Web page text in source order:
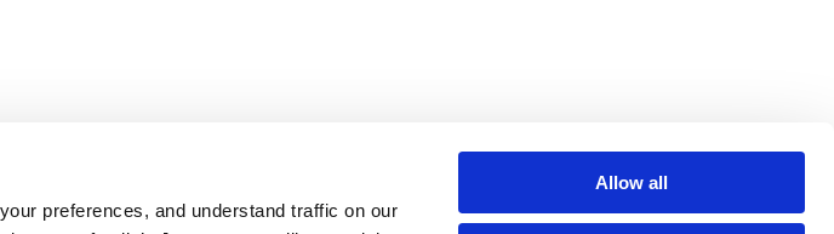
preferences, and understand traffic on our
Allow all